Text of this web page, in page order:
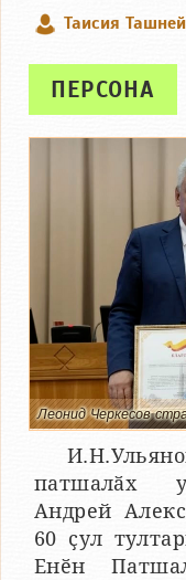
Таисия Ташней
ПЕРСОНА
Леонид Черкесов
патшалӑх
Андрей
60 ҫул
Енӗн